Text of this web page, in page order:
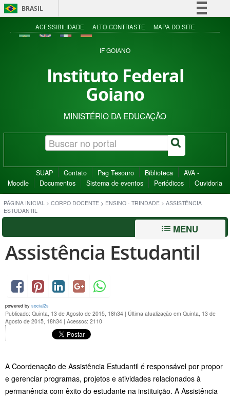
BRASIL
Simplifique!
Acesso à informação
ACESSIBILIDADE ALTO CONTRASTE MAPA DO SITE
IF GOIANO
Instituto Federal
Goiano
MINISTÉRIO DA EDUCAÇÃO
SUAP Contato Pag Tesouro Biblioteca
AVA -
Moodle
Documentos Sistema de eventos Periódicos Ouvidoria
PÁGINA INICIAL > CORPO DOCENTE > ENSINO - TRINDADE > ASSISTÊNCIA
ESTUDANTIL
MENU
Assistência Estudantil
powered by social2s
Publicado: Quinta, 13 de Agosto de 2015, 18h34 | Última atualização em Quinta, 13 de
Agosto de 2015, 18h34 | Acessos: 2110
A Coordenação de Assistência Estudantil é responsável por propor
e gerenciar programas, projetos e atividades relacionados à
permanência com êxito do estudante na instituição. A Assistência